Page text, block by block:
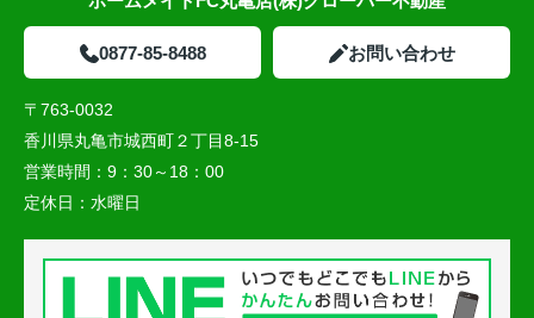
0877-85-8488 お問い合わせ
〒763-0032
香川県丸亀市城西町２丁目8-15
営業時間： 9：30～18：00
定休日： 水曜日